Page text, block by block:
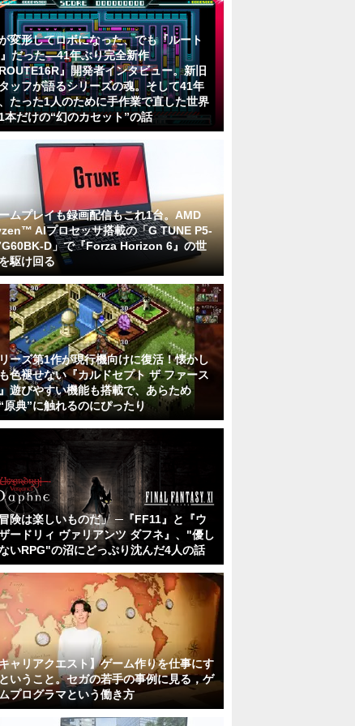
変形してロボになった、でも『ルート
だった―41年ぶり完全新作
ROUTE16R』開発者インタビュー。新旧
ッフが語るシリーズの魂。そして41年
たった1人のために手作業で直した世界
本だけの“幻のカセット”の話
ムプレイも録画配信もこれ1台。AMD
AIプロセッサ搭載の「G TUNE P5-
D」で『Forza Horizon 6』の世
駆け回る
ーズ第1作が現行機向けに復活！懐かし
色褪せない『カルドセプト ザ ファース
遊びやすい機能も搭載で、あらため
原典”に触れるのにぴったり
冒険は楽しいものだ」 ─『FF11』と『ウ
ードリィ ヴァリアンツ ダフネ』、"優し
いRPG"の沼にどっぷり沈んだ4人の話
ャリアクエスト】ゲーム作りを仕事にす
いうこと。セガの若手の事例に見る，ゲ
プログラマという働き方